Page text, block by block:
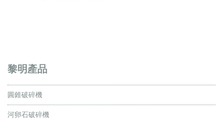
黎明產品
圓錐破碎機
河卵石破碎機